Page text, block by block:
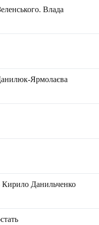
Влада
Ярмолаєва
Кирило Данильченко